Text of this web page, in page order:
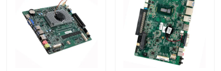
контроль качества
контактные данные